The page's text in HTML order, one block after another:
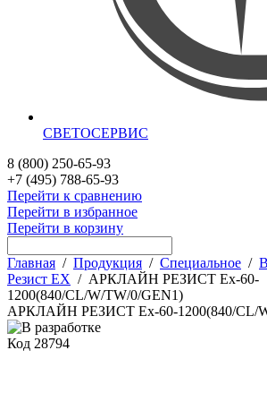
СВЕТОСЕРВИС
8 (800) 250-65-93
+7 (495) 788-65-93
Перейти к сравнению
Перейти в избранное
Перейти в корзину
Главная / Продукция / Специальное /
Резист EX / АРКЛАЙН РЕЗИСТ Ex-60-
1200(840/CL/W/TW/0/GEN1)
АРКЛАЙН РЕЗИСТ Ex-60-1200(840/CL/
Код 28794